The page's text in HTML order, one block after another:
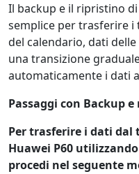
Il backup e il ripristino
semplice per trasferire
del calendario, dati
una transizione
automaticamente i dati
Passaggi con Backup
Per trasferire i dati dal
Huawei P60
procedi nel seguente